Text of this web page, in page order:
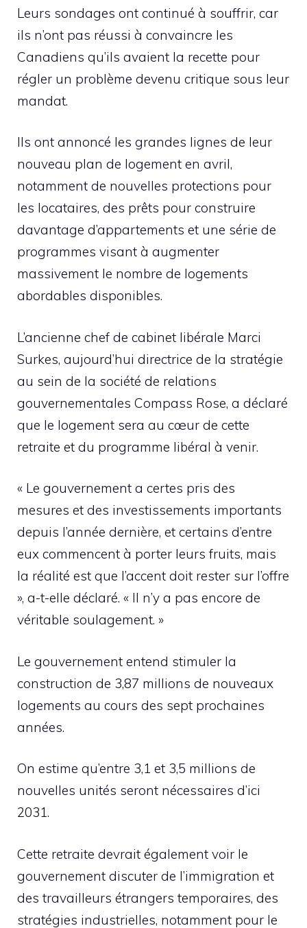
Leurs sondages ont continué à souffrir, car
ils n’ont pas réussi à convaincre les
Canadiens qu’ils avaient la recette pour
régler un problème devenu critique sous leur
mandat.
Ils ont annoncé les grandes lignes de leur
nouveau plan de logement en avril,
notamment de nouvelles protections pour
les locataires, des prêts pour construire
davantage d’appartements et une série de
programmes visant à augmenter
massivement le nombre de logements
abordables disponibles.
L’ancienne chef de cabinet libérale Marci
Surkes, aujourd’hui directrice de la stratégie
au sein de la société de relations
gouvernementales Compass Rose, a déclaré
que le logement sera au cœur de cette
retraite et du programme libéral à venir.
« Le gouvernement a certes pris des
mesures et des investissements importants
depuis l’année dernière, et certains d’entre
eux commencent à porter leurs fruits, mais
la réalité est que l’accent doit rester sur l’offre
», a-t-elle déclaré. « Il n’y a pas encore de
véritable soulagement. »
Le gouvernement entend stimuler la
construction de 3,87 millions de nouveaux
logements au cours des sept prochaines
années.
On estime qu’entre 3,1 et 3,5 millions de
nouvelles unités seront nécessaires d’ici
2031.
Cette retraite devrait également voir le
gouvernement discuter de l’immigration et
des travailleurs étrangers temporaires, des
stratégies industrielles, notamment pour le